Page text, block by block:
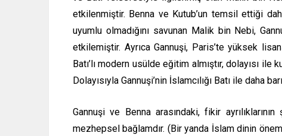
etkilenmiştir. Benna ve Kutub’un temsil ettiği
uyumlu olmadığını savunan Malik bin Nebi,
etkilemiştir. Ayrıca Gannuşi, Paris’te yüksek
Batı’lı modern usülde eğitim almıştır, dolayısı
Dolayısıyla Gannuşi’nin İslamcılığı Batı ile daha
Gannuşi ve Benna arasındaki, fikir
mezhepsel bağlamdır. (Bir yanda İslam dinin